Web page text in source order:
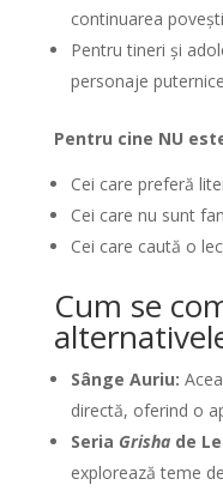
continuarea
Pentru tineri și
personaje
Pentru cine NU
Cei care preferă
Cei care nu sunt
Cei care caută o
Cum se
Sânge Auriu:
directă, oferind o
Seria Grishade
explorează teme